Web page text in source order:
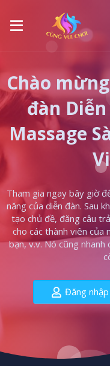
Chào
đàn
Massage
Tham gia ngay bây giờ
năng của diễn đàn. Sau
tạo chủ đề, đăng câu
cho các thành viên của
bạn, v.v. Nó cũng
Đăng nhập